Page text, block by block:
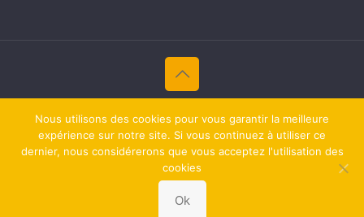
Privium – Des services qui soutiennent vos soins. Pour
psychologues, psychotherapeutes et hypnotherapeutes.
RGPD - Politique de Protection de la Vie Privée
RGPD - Politique de Protection de la Vie Privée
Nous utilisons des cookies pour vous garantir la meilleure
expérience sur notre site. Si vous continuez à utiliser ce
dernier, nous considérerons que vous acceptez l'utilisation des
cookies
Ok